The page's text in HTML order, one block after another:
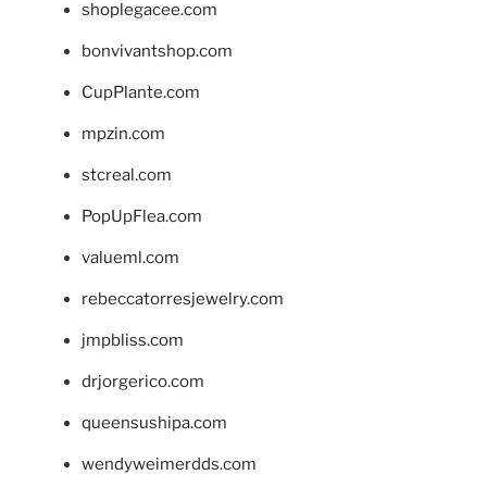
shoplegacee.com
bonvivantshop.com
CupPlante.com
mpzin.com
stcreal.com
PopUpFlea.com
valueml.com
rebeccatorresjewelry.com
jmpbliss.com
drjorgerico.com
queensushipa.com
wendyweimerdds.com